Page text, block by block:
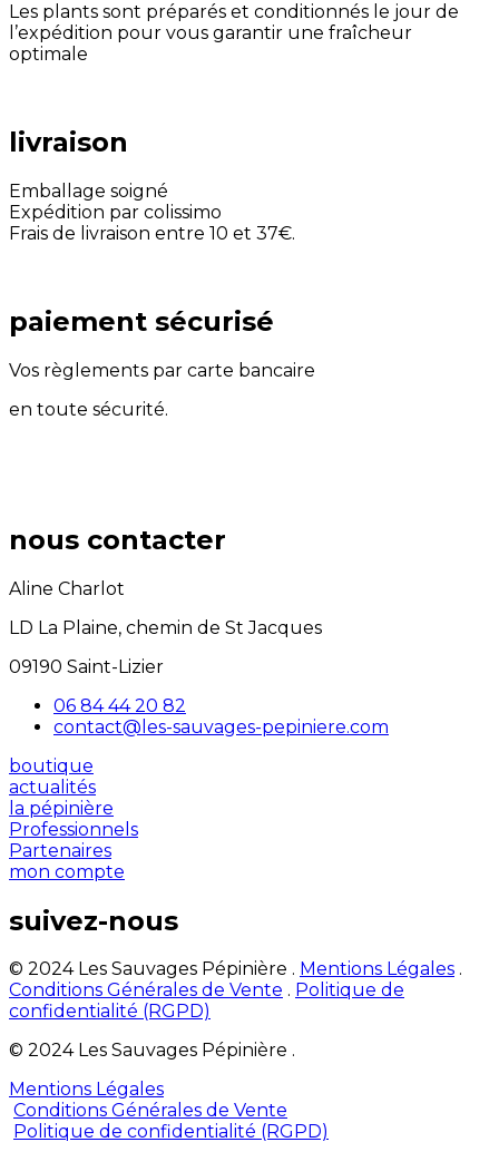
Les plants sont préparés et conditionnés le jour de
l’expédition pour vous garantir une fraîcheur
optimale
livraison
Emballage soigné
Expédition par colissimo
Frais de livraison entre 10 et 37€.
paiement sécurisé
Vos règlements par carte bancaire
en toute sécurité.
nous contacter
Aline Charlot
LD La Plaine, chemin de St Jacques
09190 Saint-Lizier
06 84 44 20 82
contact@les-sauvages-pepiniere.com
boutique
actualités
la pépinière
Professionnels
Partenaires
mon compte
suivez-nous
© 2024 Les Sauvages Pépinière . Mentions Légales .
Conditions Générales de Vente . Politique de
confidentialité (RGPD)
© 2024 Les Sauvages Pépinière .
Mentions Légales
Conditions Générales de Vente
Politique de confidentialité (RGPD)